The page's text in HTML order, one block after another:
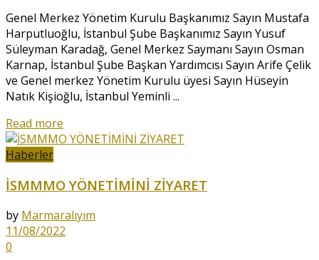
Genel Merkez Yönetim Kurulu Başkanımız Sayın Mustafa
Harputluoğlu, İstanbul Şube Başkanımız Sayın Yusuf
Süleyman Karadağ, Genel Merkez Saymanı Sayın Osman
Karnap, İstanbul Şube Başkan Yardımcısı Sayın Arife Çelik
ve Genel merkez Yönetim Kurulu üyesi Sayın Hüseyin
Natık Kişioğlu, İstanbul Yeminli ...
Read more
Haberler
İSMMMO YÖNETİMİNİ ZİYARET
by Marmaralıyım
11/08/2022
0